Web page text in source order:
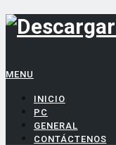
MENU
INICIO
PC
GENERAL
CONTÁCTENOS